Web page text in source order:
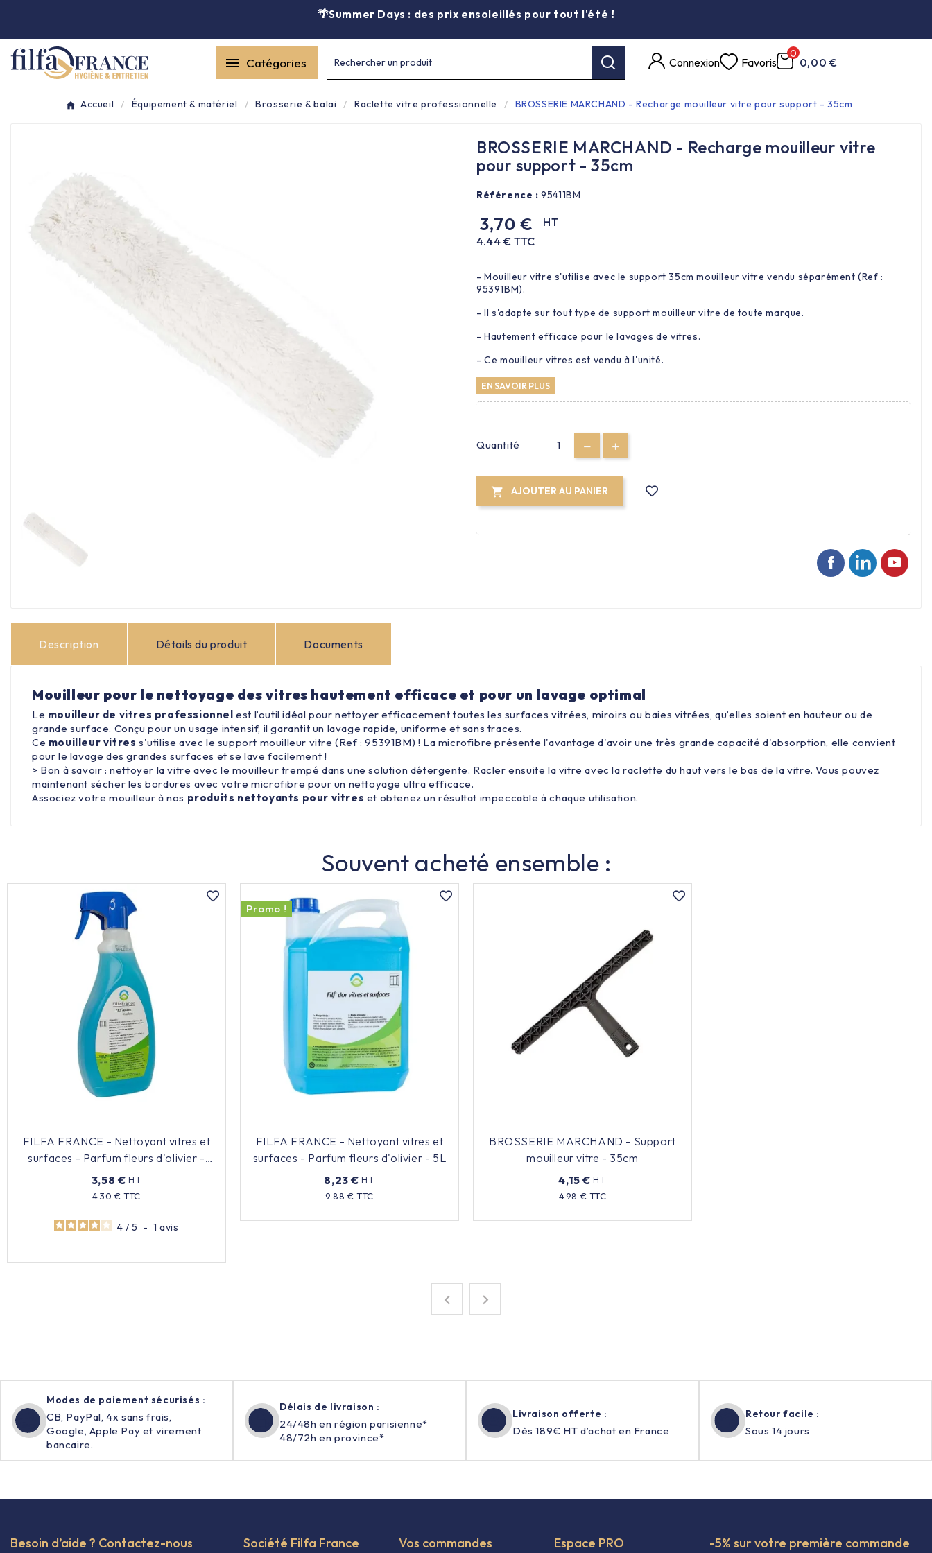
🌴Summer Days : des prix ensoleillés pour tout l'été !
 Catégories
Entretien général
Produit ouate
Produit d'accueil 
Rechercher un produit Connexion Favoris
0
0,00 €
Accueil Équipement & matériel Brosserie & balai Raclette vitre professionnelle BROSSERIE MARCHAND - Recharge mouilleur vitre pour support - 35cm
BROSSERIE MARCHAND - Recharge mouilleur vitre
pour support - 35cm
Référence : 95411BM
3,70 €
HT
4.44 € TTC
- Mouilleur vitre s'utilise avec le support 35cm mouilleur vitre vendu séparément (Ref :
95391BM).
- Il s'adapte sur tout type de support mouilleur vitre de toute marque.
- Hautement efficace pour le lavages de vitres.
- Ce mouilleur vitres est vendu à l'unité.
EN SAVOIR PLUS
Quantité
 AJOUTER AU PANIER
Description Détails du produit Documents
Mouilleur pour le nettoyage des vitres hautement efficace et pour un lavage optimal
Le mouilleur de vitres professionnel est l’outil idéal pour nettoyer efficacement toutes les surfaces vitrées, miroirs ou baies vitrées, qu’elles soient en hauteur ou de
grande surface. Conçu pour un usage intensif, il garantit un lavage rapide, uniforme et sans traces.
Ce mouilleur vitres s'utilise avec le support mouilleur vitre (Ref : 95391BM) ! La microfibre présente l'avantage d'avoir une très grande capacité d'absorption, elle convient
pour le lavage des grandes surfaces et se lave facilement !
> Bon à savoir : nettoyer la vitre avec le mouilleur trempé dans une solution détergente. Racler ensuite la vitre avec la raclette du haut vers le bas de la vitre. Vous pouvez
maintenant sécher les bordures avec votre microfibre pour un nettoyage ultra efficace.
Associez votre mouilleur à nos produits nettoyants pour vitres et obtenez un résultat impeccable à chaque utilisation.
Souvent acheté ensemble :
FILFA FRANCE - Nettoyant vitres et
surfaces - Parfum fleurs d'olivier -
750ml
3,58 € HT
4.30 € TTC
4 / 5 - 1avis
Promo !
FILFA FRANCE - Nettoyant vitres et
surfaces - Parfum fleurs d'olivier - 5L
8,23 € HT
9.88 € TTC
Prix
BROSSERIE MARCHAND - Support
mouilleur vitre - 35cm
4,15 € HT
4.98 € TTC
Prix
 
Modes de paiement sécurisés :
CB, PayPal, 4x sans frais,
Google, Apple Pay et virement
bancaire.
Délais de livraison :
24/48h en région parisienne*
48/72h en province*
Livraison offerte :
Dès 189€ HT d’achat en France
Retour facile :
Sous 14 jours
Besoin d’aide ? Contactez-nous Société Filfa France Vos commandes Espace PRO -5% sur votre première commande